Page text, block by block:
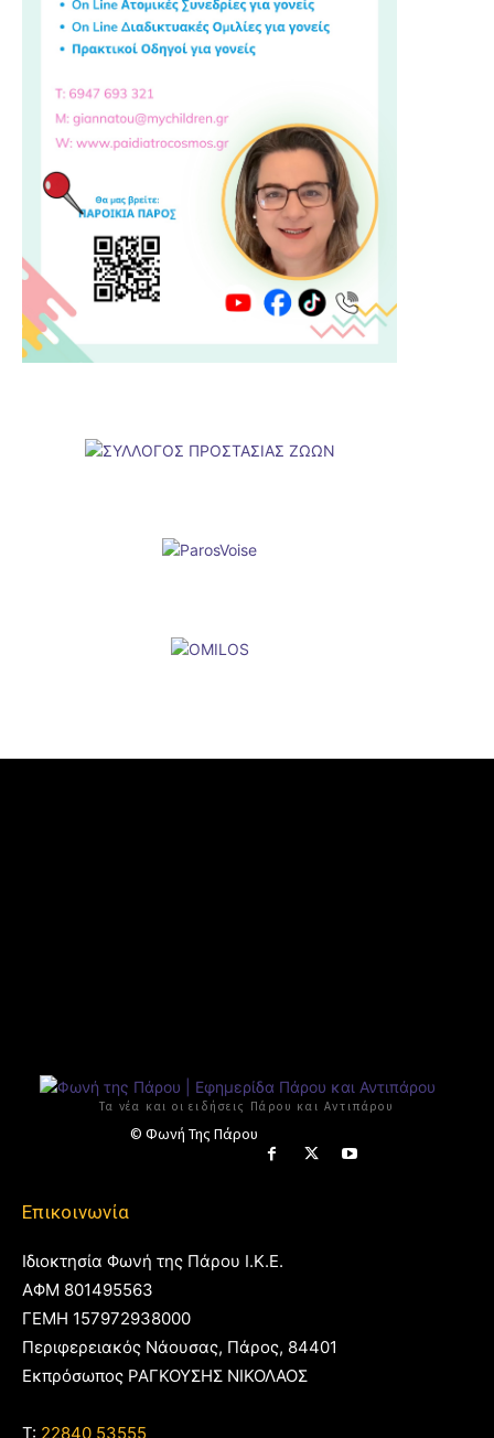
Τα νέα και οι ειδήσεις Πάρου και Αντιπάρου
© Φωνή Της Πάρου
Επικοινωνία
Ιδιοκτησία Φωνή της Πάρου Ι.Κ.Ε.
ΑΦΜ 801495563
ΓΕΜΗ 157972938000
Περιφερειακός Νάουσας, Πάρος, 84401
Εκπρόσωπος ΡΑΓΚΟΥΣΗΣ ΝΙΚΟΛΑΟΣ
T: 22840 53555